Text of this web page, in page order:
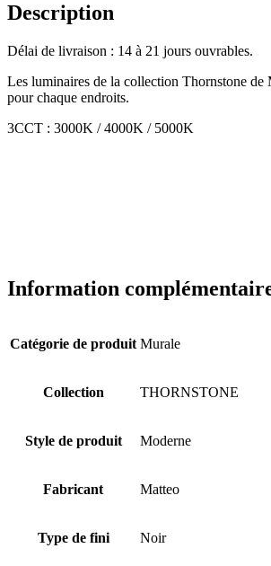
Description
Délai de livraison : 14 à 21 jours ouvrables.
Les luminaires de la collection Thornstone de
pour chaque endroits.
3CCT : 3000K / 4000K / 5000K
Information
Catégorie de produit Murale
Collection THORNSTONE
Style de produit Moderne
Fabricant Matteo
Type de fini Noir